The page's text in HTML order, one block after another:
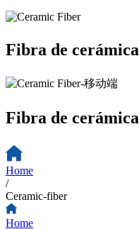
Fibra de cerámica
Fibra de cerámica
Home
/
Ceramic-fiber
Home